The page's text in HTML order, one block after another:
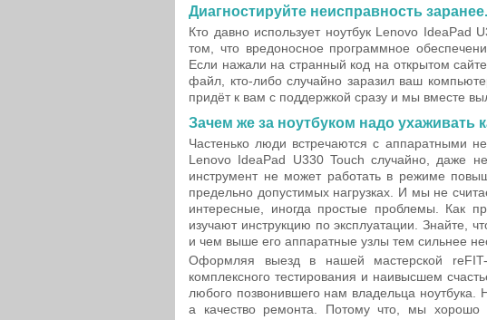
Диагностируйте неисправность заранее.
Кто давно использует ноутбук Lenovo IdeaPad
том, что вредоносное программное
Если нажали на странный код на открытом
файл, кто-либо случайно заразил ваш
придёт к вам с поддержкой сразу и мы вместе
Зачем же за ноутбуком надо ухаживать
Частенько люди встречаются с аппаратными
Lenovo IdeaPad U330 Touch случайно, даже
инструмент не может работать в режиме
предельно допустимых нагрузках. И мы не
интересные, иногда простые проблемы. Как
изучают инструкцию по эксплуатации.
и чем выше его аппаратные узлы тем сильнее
Оформляя выезд в нашей мастерской
комплексного тестирования и наивысшем
любого позвонившего нам владельца
а качество ремонта. Потому что, мы